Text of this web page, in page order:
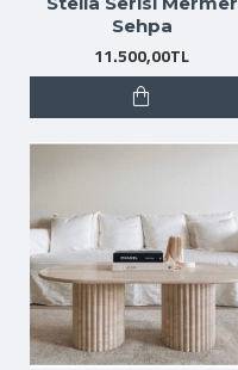
Sehpa
11.500,00TL